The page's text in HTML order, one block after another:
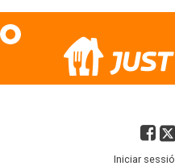
Iniciar sessió